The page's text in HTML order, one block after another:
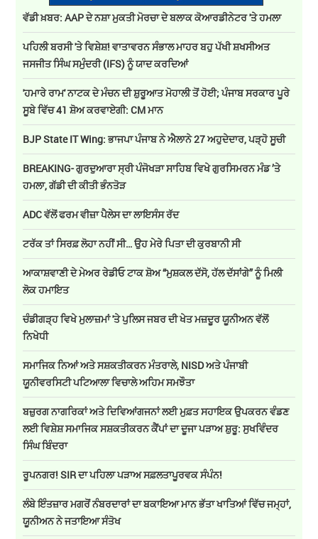
ਵੱਡੀ ਖ਼ਬਰ: AAP ਦੇ ਨਸ਼ਾ ਮੁਕਤੀ ਮੋਰਚਾ ਦੇ ਬਲਾਕ ਕੋਆਰਡੀਨੇਟਰ 'ਤੇ ਹਮਲਾ
ਪਹਿਲੀ ਬਰਸੀ 'ਤੇ ਵਿਸ਼ੇਸ਼! ਵਾਤਾਵਰਨ ਸੰਭਾਲ ਮਾਹਰ ਬਹੁ ਪੱਖੀ ਸ਼ਖਸੀਅਤ
ਜਸਜੀਤ ਸਿੰਘ ਸਮੁੰਦਰੀ (IFS) ਨੂੰ ਯਾਦ ਕਰਦਿਆਂ
'ਹਮਾਰੇ ਰਾਮ' ਨਾਟਕ ਦੇ ਮੰਚਨ ਦੀ ਸ਼ੁਰੂਆਤ ਮੋਹਾਲੀ ਤੋਂ ਹੋਈ; ਪੰਜਾਬ ਸਰਕਾਰ ਪੂਰੇ
ਸੂਬੇ ਵਿੱਚ 41 ਸ਼ੋਅ ਕਰਵਾਏਗੀ: CM ਮਾਨ
BJP State IT Wing: ਭਾਜਪਾ ਪੰਜਾਬ ਨੇ ਐਲਾਨੇ 27 ਅਹੁਦੇਦਾਰ, ਪੜ੍ਹੋ ਸੂਚੀ
BREAKING- ਗੁਰਦੁਆਰਾ ਸ੍ਰੀ ਪੰਜੋਖੜਾ ਸਾਹਿਬ ਵਿਖੇ ਗੁਰਸਿਮਰਨ ਮੰਡ ’ਤੇ
ਹਮਲਾ, ਗੱਡੀ ਦੀ ਕੀਤੀ ਭੰਨਤੋੜ
ADC ਵੱਲੋਂ ਫਰਮ ਵੀਜ਼ਾ ਪੈਲੇਸ ਦਾ ਲਾਇਸੰਸ ਰੱਦ
ਟਰੱਕ ਤਾਂ ਸਿਰਫ਼ ਲੋਹਾ ਨਹੀਂ ਸੀ… ਉਹ ਮੇਰੇ ਪਿਤਾ ਦੀ ਕੁਰਬਾਨੀ ਸੀ
ਆਕਾਸ਼ਵਾਣੀ ਦੇ ਮੇਅਰ ਰੇਡੀਓ ਟਾਕ ਸ਼ੋਅ “ਮੁਸ਼ਕਲ ਦੱਸੋ, ਹੱਲ ਦੱਸਾਂਗੇ” ਨੂੰ ਮਿਲੀ
ਲੋਕ ਹਮਾਇਤ
ਚੰਡੀਗੜ੍ਹ ਵਿਖੇ ਮੁਲਾਜ਼ਮਾਂ 'ਤੇ ਪੁਲਿਸ ਜਬਰ ਦੀ ਖੇਤ ਮਜ਼ਦੂਰ ਯੂਨੀਅਨ ਵੱਲੋਂ
ਨਿਖੇਧੀ
ਸਮਾਜਿਕ ਨਿਆਂ ਅਤੇ ਸਸ਼ਕਤੀਕਰਨ ਮੰਤਰਾਲੇ, NISD ਅਤੇ ਪੰਜਾਬੀ
ਯੂਨੀਵਰਸਿਟੀ ਪਟਿਆਲਾ ਵਿਚਾਲੇ ਅਹਿਮ ਸਮਝੌਤਾ
ਬਜ਼ੁਰਗ ਨਾਗਰਿਕਾਂ ਅਤੇ ਦਿਵਿਆਂਗਜਨਾਂ ਲਈ ਮੁਫ਼ਤ ਸਹਾਇਕ ਉਪਕਰਨ ਵੰਡਣ
ਲਈ ਵਿਸ਼ੇਸ਼ ਸਮਾਜਿਕ ਸਸ਼ਕਤੀਕਰਨ ਕੈਂਪਾਂ ਦਾ ਦੂਜਾ ਪੜਾਅ ਸ਼ੁਰੂ: ਸੁਖਵਿੰਦਰ
ਸਿੰਘ ਬਿੰਦਰਾ
ਰੂਪਨਗਰ! SIR ਦਾ ਪਹਿਲਾ ਪੜਾਅ ਸਫ਼ਲਤਾਪੂਰਵਕ ਸੰਪੰਨ!
ਲੰਬੇ ਇੰਤਜ਼ਾਰ ਮਗਰੋਂ ਨੰਬਰਦਾਰਾਂ ਦਾ ਬਕਾਇਆ ਮਾਨ ਭੱਤਾ ਖਾਤਿਆਂ ਵਿੱਚ ਜਮ੍ਹਾਂ,
ਯੂਨੀਅਨ ਨੇ ਜਤਾਇਆ ਸੰਤੋਖ